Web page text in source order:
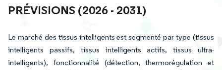
PRÉVISIONS (2026 - 2031)
Le marché des tissus intelligents est segmenté par type (tissus
intelligents passifs, tissus intelligents actifs, tissus ultra-
intelligents), fonctionnalité (détection, thermorégulation et